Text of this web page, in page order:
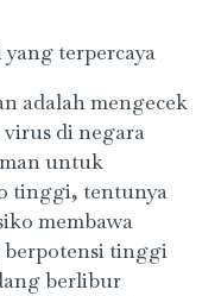
terpercaya
adalah mengecek
di negara
untuk
tinggi, tentunya
membawa
berpotensi tinggi
berlibur